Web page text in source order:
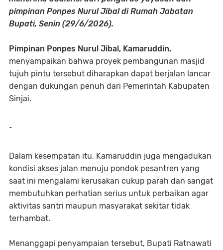
pimpinan Ponpes Nurul Jibal di Rumah Jabatan
Bupati, Senin (29/6/2026).
Pimpinan Ponpes Nurul Jibal, Kamaruddin,
menyampaikan bahwa proyek pembangunan masjid
tujuh pintu tersebut diharapkan dapat berjalan lancar
dengan dukungan penuh dari Pemerintah Kabupaten
Sinjai.
-
Dalam kesempatan itu, Kamaruddin juga mengadukan
kondisi akses jalan menuju pondok pesantren yang
saat ini mengalami kerusakan cukup parah dan sangat
membutuhkan perhatian serius untuk perbaikan agar
aktivitas santri maupun masyarakat sekitar tidak
terhambat.
​Menanggapi penyampaian tersebut, Bupati Ratnawati